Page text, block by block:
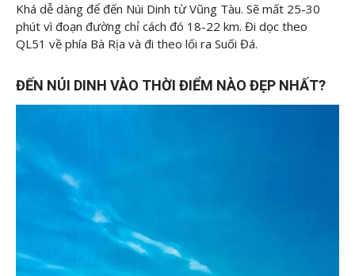
Khá dễ dàng để đến Núi Dinh từ Vũng Tàu. Sẽ mất 25-30
phút vì đoạn đường chỉ cách đó 18-22 km. Đi dọc theo
QL51 về phía Bà Rịa và đi theo lối ra Suối Đá.
ĐẾN NÚI DINH VÀO THỜI ĐIỂM NÀO ĐẸP NHẤT?